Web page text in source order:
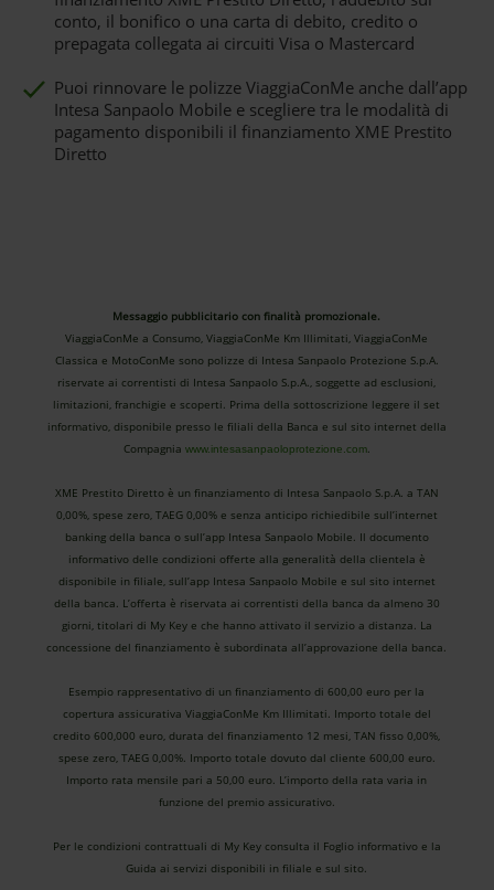
conto, il bonifico o una carta di debito, credito o
prepagata collegata ai circuiti Visa o Mastercard
Puoi rinnovare le polizze ViaggiaConMe anche dall’app
Intesa Sanpaolo Mobile e scegliere tra le modalità di
pagamento disponibili il finanziamento XME Prestito
Diretto
Messaggio pubblicitario con finalità promozionale.
ViaggiaConMe a Consumo, ViaggiaConMe Km Illimitati, ViaggiaConMe
Classica e MotoConMe sono polizze di Intesa Sanpaolo Protezione S.p.A.
riservate ai correntisti di Intesa Sanpaolo S.p.A., soggette ad esclusioni,
limitazioni, franchigie e scoperti. Prima della sottoscrizione leggere il set
informativo, disponibile presso le filiali della Banca e sul sito internet della
Compagnia www.intesasanpaoloprotezione.com.
XME Prestito Diretto è un finanziamento di Intesa Sanpaolo S.p.A. a TAN
0,00%, spese zero, TAEG 0,00% e senza anticipo richiedibile sull’internet
banking della banca o sull’app Intesa Sanpaolo Mobile. Il documento
informativo delle condizioni offerte alla generalità della clientela è
disponibile in filiale, sull’app Intesa Sanpaolo Mobile e sul sito internet
della banca. L’offerta è riservata ai correntisti della banca da almeno 30
giorni, titolari di My Key e che hanno attivato il servizio a distanza. La
concessione del finanziamento è subordinata all’approvazione della banca.
Esempio rappresentativo di un finanziamento di 600,00 euro per la
copertura assicurativa ViaggiaConMe Km Illimitati. Importo totale del
credito 600,000 euro, durata del finanziamento 12 mesi, TAN fisso 0,00%,
spese zero, TAEG 0,00%. Importo totale dovuto dal cliente 600,00 euro.
Importo rata mensile pari a 50,00 euro. L’importo della rata varia in
funzione del premio assicurativo.
Per le condizioni contrattuali di My Key consulta il Foglio informativo e la
Guida ai servizi disponibili in filiale e sul sito.